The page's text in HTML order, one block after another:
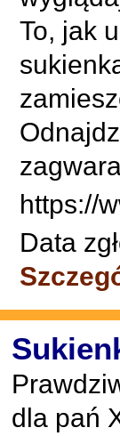
To, jak
https://
Data
dla pań